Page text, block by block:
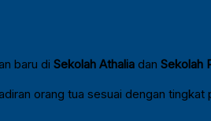
baru di Sekolah Athalia dan Sekolah
orang tua sesuai dengan tingkat